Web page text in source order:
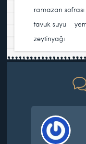
ramazan sofrası
tavuk suyu
zeytinyağı